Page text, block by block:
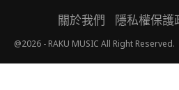
關於我們 隱私權保護
@2026 - RAKU MUSIC All Right Reserved.